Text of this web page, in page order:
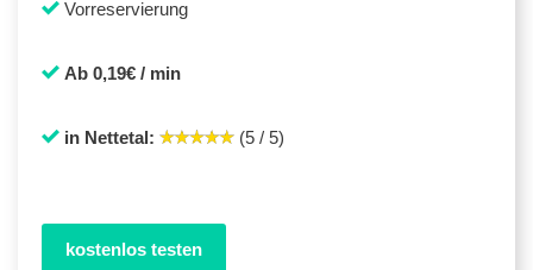
Vorreservierung
Ab 0,19€ / min
in Nettetal: (5 / 5)
kostenlos testen